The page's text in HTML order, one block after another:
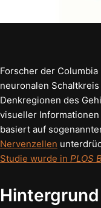
Forscher der
neuronalen
Denkregionen des
visueller
basiert auf
Nervenzellen
Studie wurde in PLOS
Hintergrund